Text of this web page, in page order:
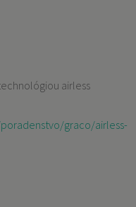
airless
graco/airless-